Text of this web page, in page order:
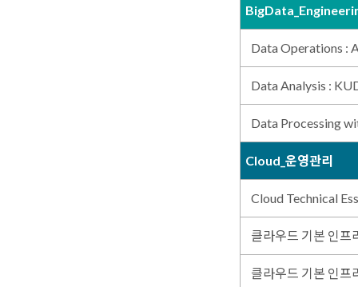
Data Operations :
Data Analysis :
Data Processing
Cloud_운영관리
Cloud Technical
클라우드 기본 인프
클라우드 기본 인프